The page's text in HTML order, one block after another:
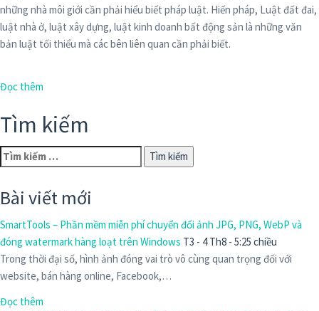
những nhà môi giới cần phải hiểu biết pháp luật. Hiến pháp, Luật đất đai,
luật nhà ở, luật xây dựng, luật kinh doanh bất động sản là những văn
bản luật tối thiểu mà các bên liên quan cần phải biết.
Đọc thêm
Tìm kiếm
Tìm
kiếm
cho:
Bài viết mới
SmartTools – Phần mềm miễn phí chuyển đổi ảnh JPG, PNG, WebP và
đóng watermark hàng loạt trên Windows T3 - 4 Th8 - 5:25 chiều
Trong thời đại số, hình ảnh đóng vai trò vô cùng quan trọng đối với
website, bán hàng online, Facebook,…
Đọc thêm